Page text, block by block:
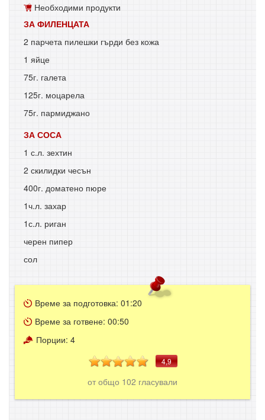
Необходими продукти
ЗА ФИЛЕНЦАТА
2 парчета пилешки гърди без кожа
1 яйце
75г. галета
125г. моцарела
75г. пармиджано
ЗА СОСА
1 с.л. зехтин
2 скилидки чесън
400г. доматено пюре
1ч.л. захар
1с.л. риган
черен пипер
сол
Време за подготовка: 01:20
Време за готвене: 00:50
Порции: 4
4,9
от общо 102 гласували